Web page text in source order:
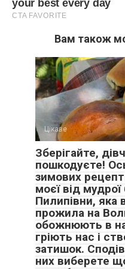
Вам також
Цікаве
Зберігайте,
пошкодуєте!
зимових
моєї від
Пилипівни, яка
прожила на
обожнюють в
гріють нас і
затишок.
них виберете